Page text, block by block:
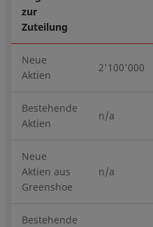
zur
Zuteilung
Neue
Aktien
2'100'000
Bestehende
Aktien
n/a
Neue
Aktien aus
Greenshoe
n/a
Bestehende